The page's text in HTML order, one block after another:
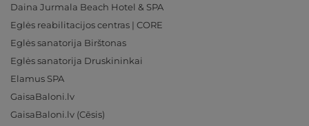
Daina Jurmala Beach Hotel & SPA
Eglės reabilitacijos centras | CORE
Eglės sanatorija Birštonas
Eglės sanatorija Druskininkai
Elamus SPA
GaisaBaloni.lv
GaisaBaloni.lv (Cēsis)